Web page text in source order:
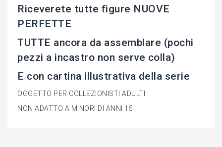
Riceverete tutte figure NUOVE
PERFETTE
TUTTE ancora da assemblare (pochi
pezzi a incastro non serve colla)
E con cartina illustrativa della serie
OGGETTO PER COLLEZIONISTI ADULTI
NON ADATTO A MINORI DI ANNI 15